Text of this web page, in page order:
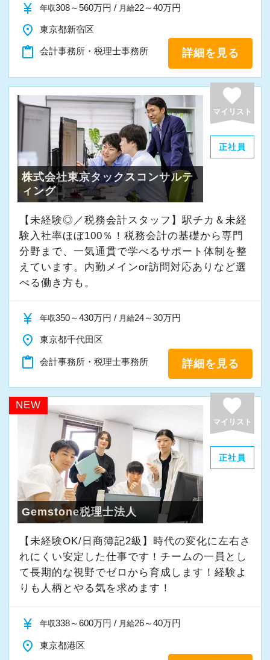
場だと感じています。
＜求める人材＞
・税務経験を活かして成長したい方
・キャリアアップ志向のある方
・主体的に業務を進められる方
・顧客対応や提案業務に挑戦したい方
・資産税など専門性を高めたい方
・将来的にマネジメントに関わりたい方
＜まずはカジュアル面談へ＞
・事前に気軽な面談を実施
・仕事内容やキャリアを相談可
・ざっくばらんに質問OK
・納得後に選考へ進めます
・入社時期は柔軟に対応
・半年～1年の調整も可能
まずはカジュアル面談からでも歓迎です
「応募する」からお気軽にご連絡ください。
currency_yen 年収308～560万円 / 月給22～40万円
place 東京都新宿区
content_paste 会計事務所・税理士事務所 詳細を見る
favorite
マイリスト
正社員
株式会社東京タックスコンサルテ
ィング
【未経験◎／税務会計スタッフ】駅チカ＆未経
験入社率ほぼ100％！税務会計の基礎から専門
分野まで、一気通貫で学べるサポート体制を整
えています。内勤メインor訪問対応ありなど選
べる働き方も。
currency_yen 年収350～430万円 / 月給24～30万円
place 東京都千代田区
content_paste 会計事務所・税理士事務所 詳細を見る
NEW favorite
マイリスト
正社員
Gemstone税理士法人
【未経験OK/日商簿記2級】時代の変化に左右さ
れにくい安定した仕事です！チームの一員とし
て⻑期的な視野でゼロから育成します！経験よ
りも人柄とやる気を求めます！
currency_yen 年収338～600万円 / 月給26～40万円
place 東京都港区